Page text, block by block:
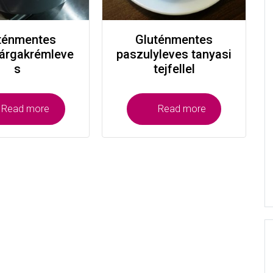
s
Read more
Gluténmentes
paszulyleves tanyasi
tejfellel
Read more